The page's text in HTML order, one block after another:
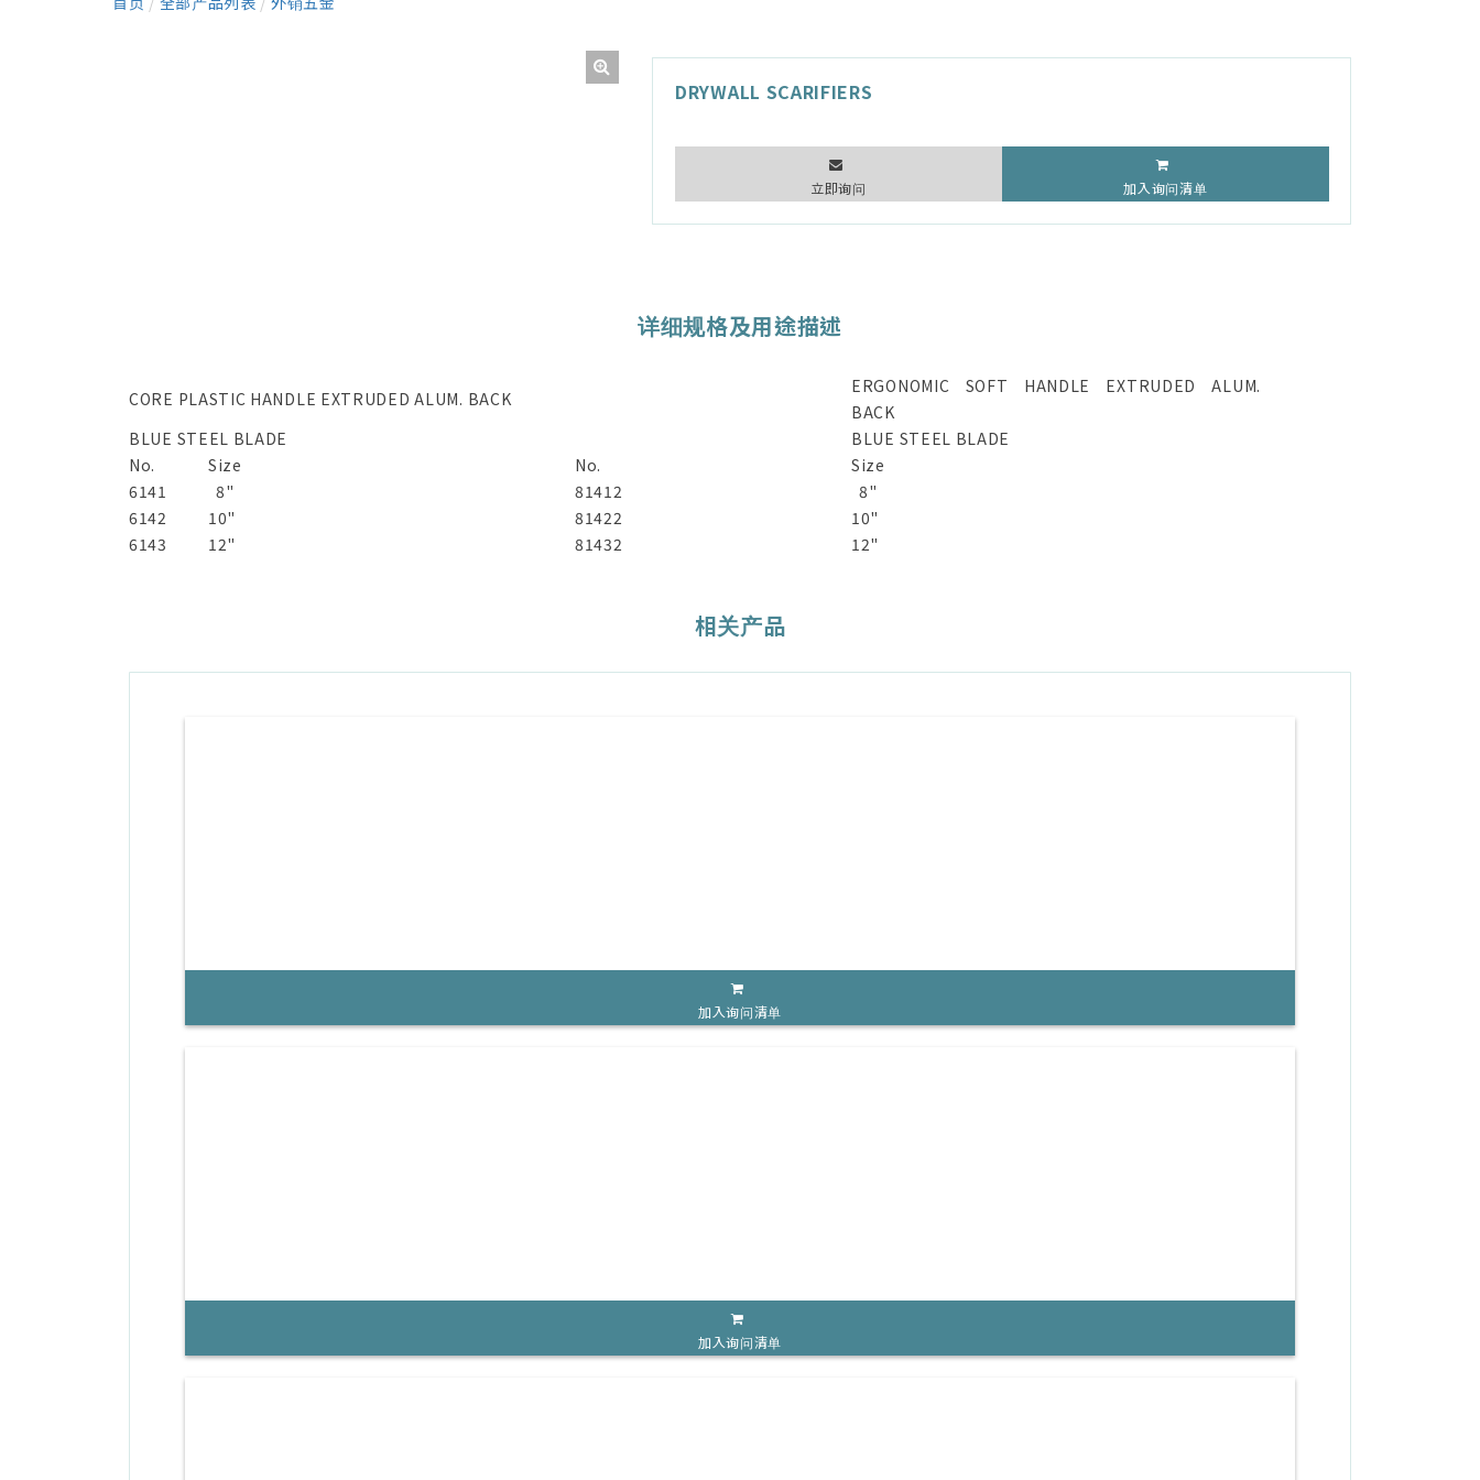
DRYWALL SCARIFIERS
立即询问 加入询问清单
详细规格及用途描述
CORE PLASTIC HANDLE EXTRUDED ALUM. BACK
ERGONOMIC SOFT HANDLE EXTRUDED ALUM.
BACK
BLUE STEEL BLADE
BLUE STEEL BLADE
No.
Size No.
Size
6141
8" 81412
8"
6142
10" 81422
10"
6143
12" 81432 12"
相关产品
加入询问清单
加入询问清单